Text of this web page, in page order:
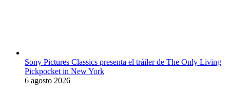
Sony Pictures Classics presenta el tráiler de The Only Living
Pickpocket in New York
6 agosto 2026